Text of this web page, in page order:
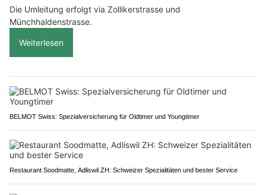
Die Umleitung erfolgt via Zollikerstrasse und
Münchhaldenstrasse.
Weiterlesen
BELMOT Swiss: Spezialversicherung für Oldtimer und Youngtimer
Restaurant Soodmatte, Adliswil ZH: Schweizer Spezialitäten und bester Service